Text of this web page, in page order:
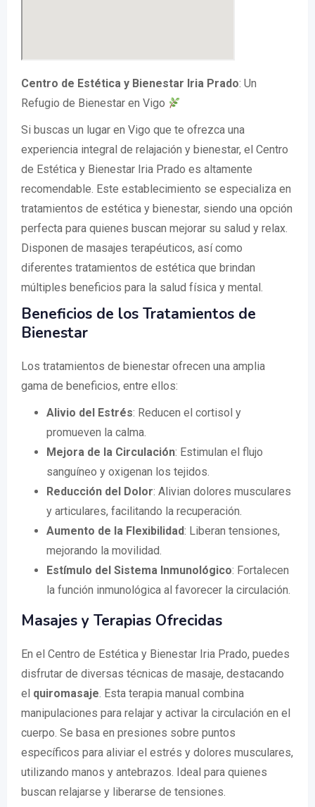
Centro de Estética y Bienestar Iria Prado: Un
Refugio de Bienestar en Vigo
Si buscas un lugar en Vigo que te ofrezca una
experiencia integral de relajación y bienestar, el Centro
de Estética y Bienestar Iria Prado es altamente
recomendable. Este establecimiento se especializa en
tratamientos de estética y bienestar, siendo una opción
perfecta para quienes buscan mejorar su salud y relax.
Disponen de masajes terapéuticos, así como
diferentes tratamientos de estética que brindan
múltiples beneficios para la salud física y mental.
Beneficios de los Tratamientos de
Bienestar
Los tratamientos de bienestar ofrecen una amplia
gama de beneficios, entre ellos:
Alivio del Estrés: Reducen el cortisol y
promueven la calma.
Mejora de la Circulación: Estimulan el flujo
sanguíneo y oxigenan los tejidos.
Reducción del Dolor: Alivian dolores musculares
y articulares, facilitando la recuperación.
Aumento de la Flexibilidad: Liberan tensiones,
mejorando la movilidad.
Estímulo del Sistema Inmunológico: Fortalecen
la función inmunológica al favorecer la circulación.
Masajes y Terapias Ofrecidas
En el Centro de Estética y Bienestar Iria Prado, puedes
disfrutar de diversas técnicas de masaje, destacando
el quiromasaje. Esta terapia manual combina
manipulaciones para relajar y activar la circulación en el
cuerpo. Se basa en presiones sobre puntos
específicos para aliviar el estrés y dolores musculares,
utilizando manos y antebrazos. Ideal para quienes
buscan relajarse y liberarse de tensiones.